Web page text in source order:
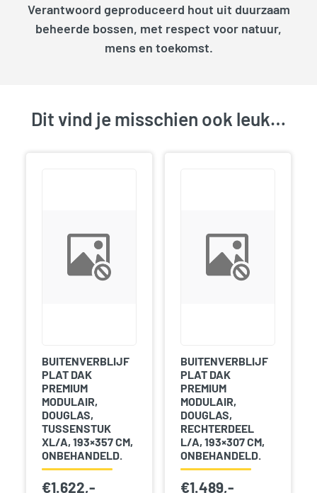
Verantwoord geproduceerd hout uit duurzaam
beheerde bossen, met respect voor natuur,
mens en toekomst.
Dit vind je misschien ook leuk…
BUITENVERBLIJF
PLAT DAK
PREMIUM
MODULAIR,
DOUGLAS,
TUSSENSTUK
XL/A, 193×357 CM,
ONBEHANDELD.
€1.622,-
BUITENVERBLIJF
PLAT DAK
PREMIUM
MODULAIR,
DOUGLAS,
RECHTERDEEL
L/A, 193×307 CM,
ONBEHANDELD.
€1.489,-